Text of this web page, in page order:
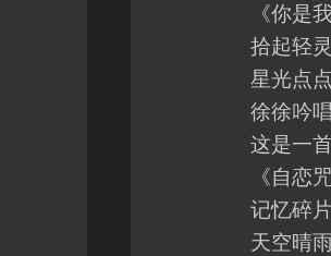
《你是我
拾起轻灵
星光点点
徐徐吟唱
这是一首
《自恋咒
记忆碎片
天空晴雨